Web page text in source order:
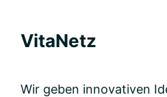
VitaNetz
Wir geben innovativen